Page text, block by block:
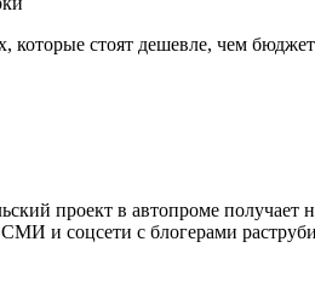
стоят дешевле, чем
проект в автопроме
и соцсети с блогерами